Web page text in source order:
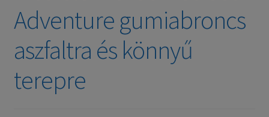
Adventure gumiabroncs
aszfaltra és könnyű
terepre